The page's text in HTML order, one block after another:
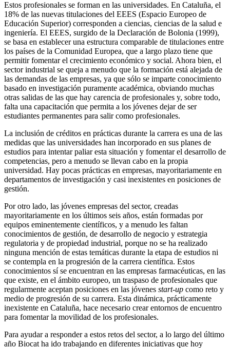
Estos profesionales se forman en las universidades. En Cataluña, el
18% de las nuevas titulaciones del EEES (Espacio Europeo de
Educación Superior) corresponden a ciencias, ciencias de la salud e
ingeniería. El EEES, surgido de la Declaración de Bolonia (1999),
se basa en establecer una estructura comparable de titulaciones entre
los países de la Comunidad Europea, que a largo plazo tiene que
permitir fomentar el crecimiento económico y social. Ahora bien, el
sector industrial se queja a menudo que la formación está alejada de
las demandas de las empresas, ya que sólo se imparte conocimiento
basado en investigación puramente académica, obviando muchas
otras salidas de las que hay carencia de profesionales y, sobre todo,
falta una capacitación que permita a los jóvenes dejar de ser
estudiantes permanentes para salir como profesionales.
La inclusión de créditos en prácticas durante la carrera es una de las
medidas que las universidades han incorporado en sus planes de
estudios para intentar paliar esta situación y fomentar el desarrollo de
competencias, pero a menudo se llevan cabo en la propia
universidad. Hay pocas prácticas en empresas, mayoritariamente en
departamentos de investigación y casi inexistentes en posiciones de
gestión.
Por otro lado, las jóvenes empresas del sector, creadas
mayoritariamente en los últimos seis años, están formadas por
equipos eminentemente científicos, y a menudo les faltan
conocimientos de gestión, de desarrollo de negocio y estrategia
regulatoria y de propiedad industrial, porque no se ha realizado
ninguna mención de estas temáticas durante la etapa de estudios ni
se contempla en la progresión de la carrera científica. Estos
conocimientos sí se encuentran en las empresas farmacéuticas, en las
que existe, en el ámbito europeo, un traspaso de profesionales que
regularmente aceptan posiciones en las jóvenes start-up como reto y
medio de progresión de su carrera. Esta dinámica, prácticamente
inexistente en Cataluña, hace necesario crear entornos de encuentro
para fomentar la movilidad de los profesionales.
Para ayudar a responder a estos retos del sector, a lo largo del último
año Biocat ha ido trabajando en diferentes iniciativas que hoy